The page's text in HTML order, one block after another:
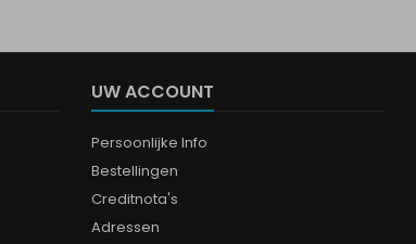
UW ACCOUNT
Persoonlijke Info
Bestellingen
Creditnota's
Adressen